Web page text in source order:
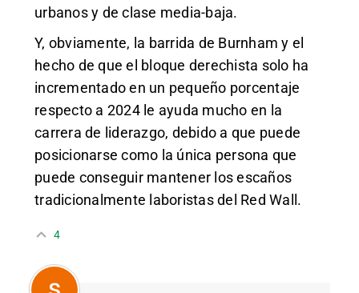
urbanos y de clase media-baja.
Y, obviamente, la barrida de Burnham y el
hecho de que el bloque derechista solo ha
incrementado en un pequeño porcentaje
respecto a 2024 le ayuda mucho en la
carrera de liderazgo, debido a que puede
posicionarse como la única persona que
puede conseguir mantener los escaños
tradicionalmente laboristas del Red Wall.
4